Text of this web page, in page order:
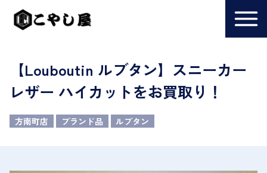
【Louboutin ルブタン】スニーカー
レザー ハイカットをお買取り！
方南町店 ブランド品 ルブタン